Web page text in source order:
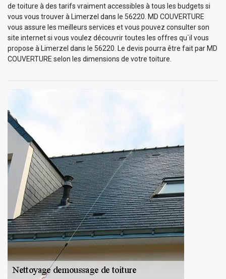
de toiture à des tarifs vraiment accessibles à tous les budgets si
vous vous trouver à Limerzel dans le 56220. MD COUVERTURE
vous assure les meilleurs services et vous pouvez consulter son
site internet si vous voulez découvrir toutes les offres qu`il vous
propose à Limerzel dans le 56220. Le devis pourra être fait par MD
COUVERTURE selon les dimensions de votre toiture.